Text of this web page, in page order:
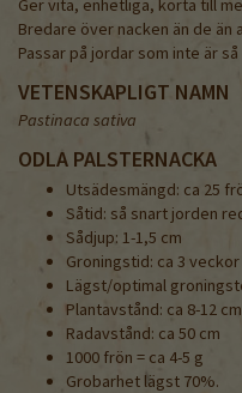
Bredare över nacken än de än
Passar på jordar som inte är så
VETENSKAPLIGT NAMN
Pastinaca sativa
ODLA PALSTERNACKA
Utsädesmängd: ca 25
Såtid: så snart jorden
Sådjup: 1-1,5 cm
Groningstid: ca 3 veckor
Lägst/optimal
Plantavstånd: ca 8-12 cm
Radavstånd: ca 50 cm
1000 frön = ca 4-5 g
Grobarhet lägst 70%.